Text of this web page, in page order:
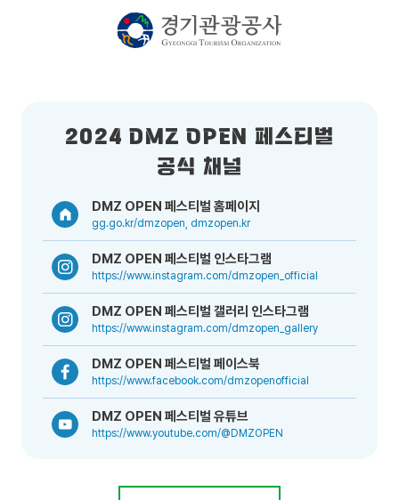
2024 DMZ OPEN 페스티벌
공식 채널
DMZ OPEN 페스티벌 홈페이지
gg.go.kr/dmzopen, dmzopen.kr
DMZ OPEN 페스티벌 인스타그램
https://www.instagram.com/dmzopen_official
DMZ OPEN 페스티벌 갤러리 인스타그램
https://www.instagram.com/dmzopen_gallery
DMZ OPEN 페스티벌 페이스북
https://www.facebook.com/dmzopenofficial
DMZ OPEN 페스티벌 유튜브
https://www.youtube.com/@DMZOPEN